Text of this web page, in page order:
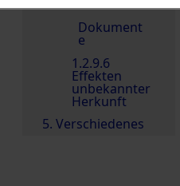
Dokument
e
1.2.9.6
Effekten
unbekannter
Herkunft
5. Verschiedenes